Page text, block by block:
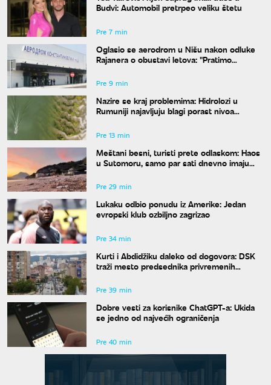
Budvi: Automobil pretrpeo veliku štetu
Pre 7 min
Oglasio se aerodrom u Nišu nakon odluke
Rajanera o obustavi letova: "Pratimo
Pre 9 min
Nazire se kraj problemima: Hidrolozi u
Rumuniji najavljuju blagi porast nivoa
Pre 13 min
Meštani besni, turisti prete odlaskom: Haos
u Sutomoru, samo par sati dnevno imaju
Pre 29 min
Lukaku odbio ponudu iz Amerike: Jedan
evropski klub ozbiljno zagrizao
Pre 34 min
Kurti i Abdidžiku daleko od dogovora: DSK
traži mesto predsednika privremenih
Pre 39 min
Dobre vesti za korisnike ChatGPT-a: Ukida
se jedno od najvećih ograničenja
Pre 40 min